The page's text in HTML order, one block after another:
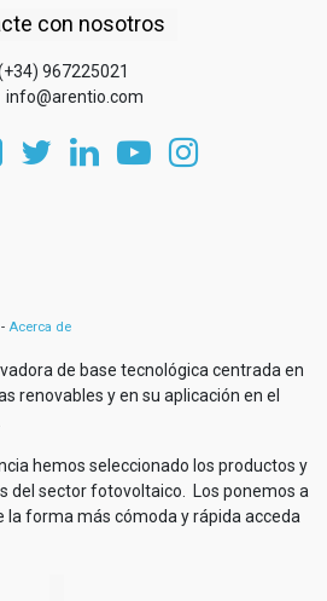
con nosotros
967225021
info@arentio.com
- Acerca de
de base tecnológica centrada en
renovables y en su aplicación en el
hemos seleccionado los productos y
del sector fotovoltaico. Los ponemos a
la forma más cómoda y rápida acceda